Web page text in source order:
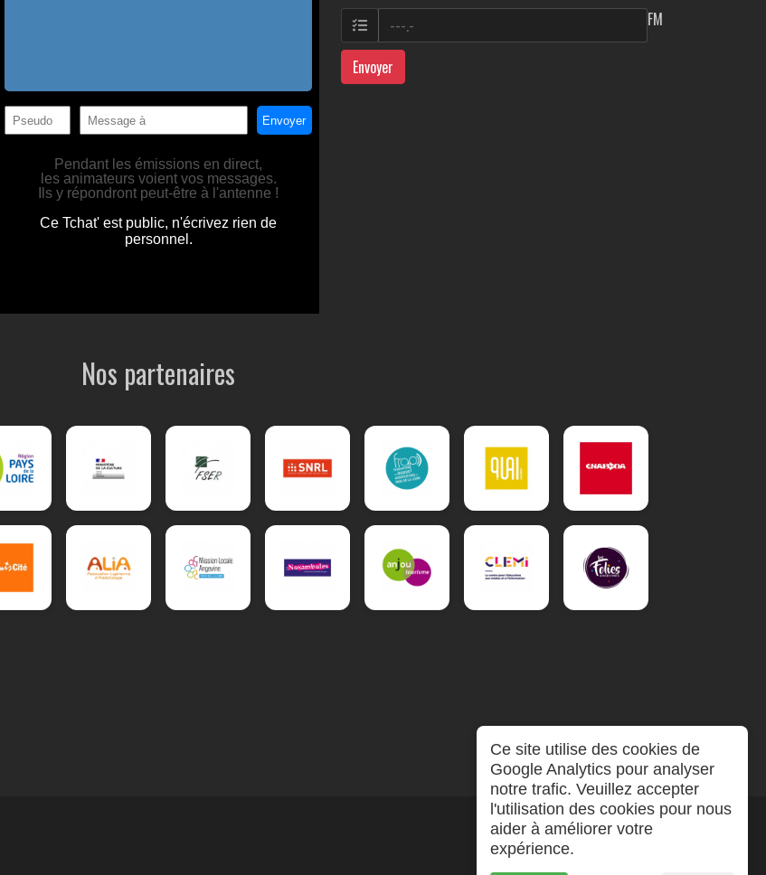
FM
Envoyer
Nos partenaires
Ce site utilise des cookies de
Google Analytics pour analyser
notre trafic. Veuillez accepter
l'utilisation des cookies pour nous
aider à améliorer votre
expérience.